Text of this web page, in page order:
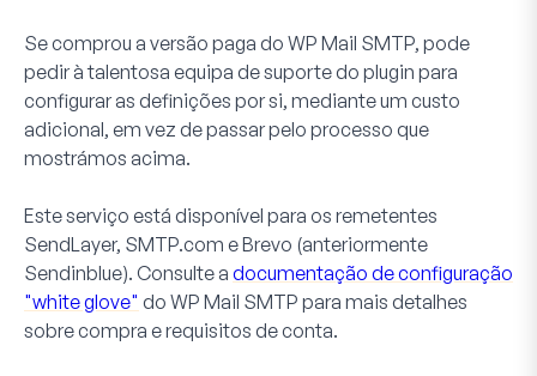
Se comprou a versão paga do WP Mail SMTP, pode
pedir à talentosa equipa de suporte do plugin para
configurar as definições por si, mediante um custo
adicional, em vez de passar pelo processo que
mostrámos acima.
Este serviço está disponível para os remetentes
SendLayer, SMTP.com e Brevo (anteriormente
Sendinblue). Consulte a documentação de configuração
"white glove" do WP Mail SMTP para mais detalhes
sobre compra e requisitos de conta.